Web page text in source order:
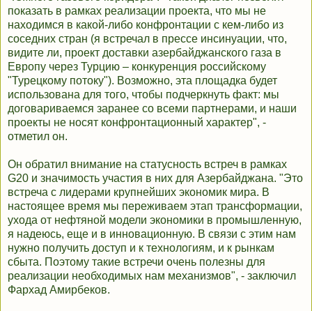
показать в рамках реализации проекта, что мы не
находимся в какой-либо конфронтации с кем-либо из
соседних стран (я встречал в прессе инсинуации, что,
видите ли, проект доставки азербайджанского газа в
Европу через Турцию – конкуренция российскому
"Турецкому потоку"). Возможно, эта площадка будет
использована для того, чтобы подчеркнуть факт: мы
договариваемся заранее со всеми партнерами, и наши
проекты не носят конфронтационный характер", -
отметил он.
Он обратил внимание на статусность встреч в рамках
G20 и значимость участия в них для Азербайджана. "Это
встреча с лидерами крупнейших экономик мира. В
настоящее время мы переживаем этап трансформации,
ухода от нефтяной модели экономики в промышленную,
я надеюсь, еще и в инновационную. В связи с этим нам
нужно получить доступ и к технологиям, и к рынкам
сбыта. Поэтому такие встречи очень полезны для
реализации необходимых нам механизмов", - заключил
Фархад Амирбеков.